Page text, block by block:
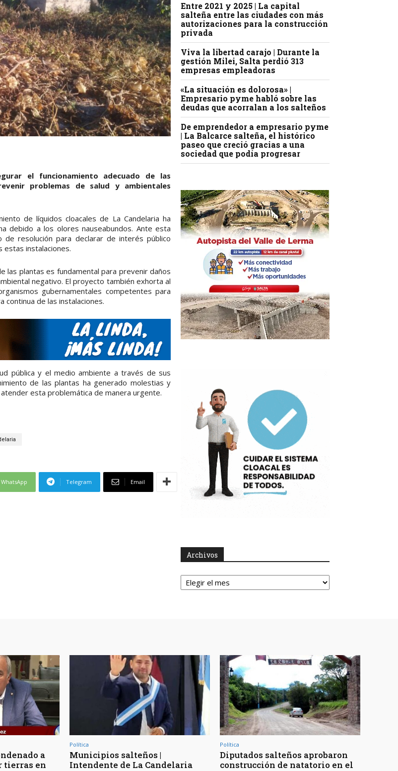
el funcionamiento adecuado de las
problemas de salud y ambientales
de líquidos cloacales de La Candelaria ha
debido a los olores nauseabundos. Ante esta
resolución para declarar de interés público
estas instalaciones.
las plantas es fundamental para prevenir daños
negativo. El proyecto también exhorta al
gubernamentales competentes para
de las instalaciones.
pública y el medio ambiente a través de sus
de las plantas ha generado molestias y
esta problemática de manera urgente.
WhatsApp Telegram Email
Entre 2021 y 2025 | La capital
salteña entre las ciudades con más
autorizaciones para la construcción
privada
Viva la libertad carajo | Durante la
gestión Milei, Salta perdió 313
empresas empleadoras
«La situación es dolorosa» |
Empresario pyme habló sobre las
deudas que acorralan a los salteños
De emprendedor a empresario pyme
| La Balcarce salteña, el histórico
paseo que creció gracias a una
sociedad que podía progresar
Archivos
Archivos
a
tierras en
Política
Municipios salteños |
Intendente de La Candelaria
Política
Diputados salteños aprobaron
construcción de natatorio en el